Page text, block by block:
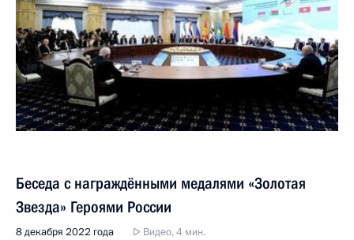
Беседа с награждёнными медалями «Золотая
Звезда» Героями России
8 декабря 2022 года Видео, 4 мин.